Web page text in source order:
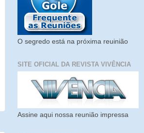
O segredo está na próxima reuinião
SITE OFICIAL DA REVISTA VIVÊNCIA
Assine aqui nossa reunião impressa